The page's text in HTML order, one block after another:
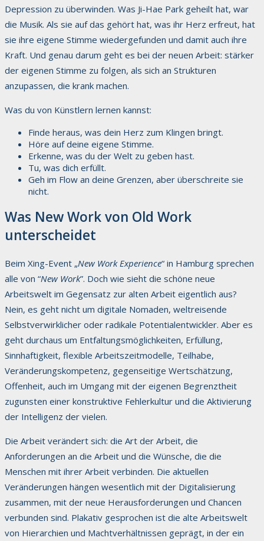
Depression zu überwinden. Was Ji-Hae Park geheilt hat, war
die Musik. Als sie auf das gehört hat, was ihr Herz erfreut, hat
sie ihre eigene Stimme wiedergefunden und damit auch ihre
Kraft. Und genau darum geht es bei der neuen Arbeit: stärker
der eigenen Stimme zu folgen, als sich an Strukturen
anzupassen, die krank machen.
Was du von Künstlern lernen kannst:
Finde heraus, was dein Herz zum Klingen bringt.
Höre auf deine eigene Stimme.
Erkenne, was du der Welt zu geben hast.
Tu, was dich erfüllt.
Geh im Flow an deine Grenzen, aber überschreite sie
nicht.
Was New Work von Old Work
unterscheidet
Beim Xing-Event „New Work Experience“ in Hamburg sprechen
alle von “New Work”. Doch wie sieht die schöne neue
Arbeitswelt im Gegensatz zur alten Arbeit eigentlich aus?
Nein, es geht nicht um digitale Nomaden, weltreisende
Selbstverwirklicher oder radikale Potentialentwickler. Aber es
geht durchaus um Entfaltungsmöglichkeiten, Erfüllung,
Sinnhaftigkeit, flexible Arbeitszeitmodelle, Teilhabe,
Veränderungskompetenz, gegenseitige Wertschätzung,
Offenheit, auch im Umgang mit der eigenen Begrenztheit
zugunsten einer konstruktive Fehlerkultur und die Aktivierung
der Intelligenz der vielen.
Die Arbeit verändert sich: die Art der Arbeit, die
Anforderungen an die Arbeit und die Wünsche, die die
Menschen mit ihrer Arbeit verbinden. Die aktuellen
Veränderungen hängen wesentlich mit der Digitalisierung
zusammen, mit der neue Herausforderungen und Chancen
verbunden sind. Plakativ gesprochen ist die alte Arbeitswelt
von Hierarchien und Machtverhältnissen geprägt, in der ein